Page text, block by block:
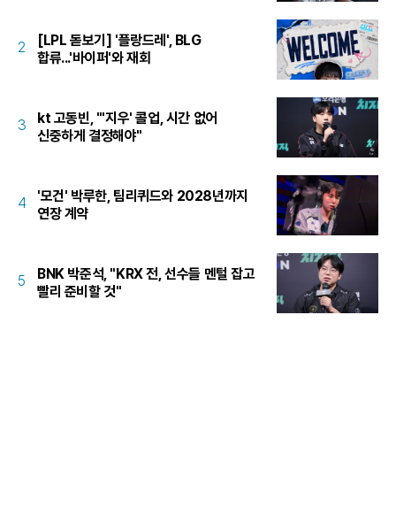
2
[LPL 돋보기] '플랑드레', BLG
합류...'바이퍼'와 재회
3
kt 고동빈, "'지우' 콜업, 시간 없어
신중하게 결정해야"
4
'모건' 박루한, 팀리퀴드와 2028년까지
연장 계약
5
BNK 박준석, "KRX 전, 선수들 멘털 잡고
빨리 준비할 것"